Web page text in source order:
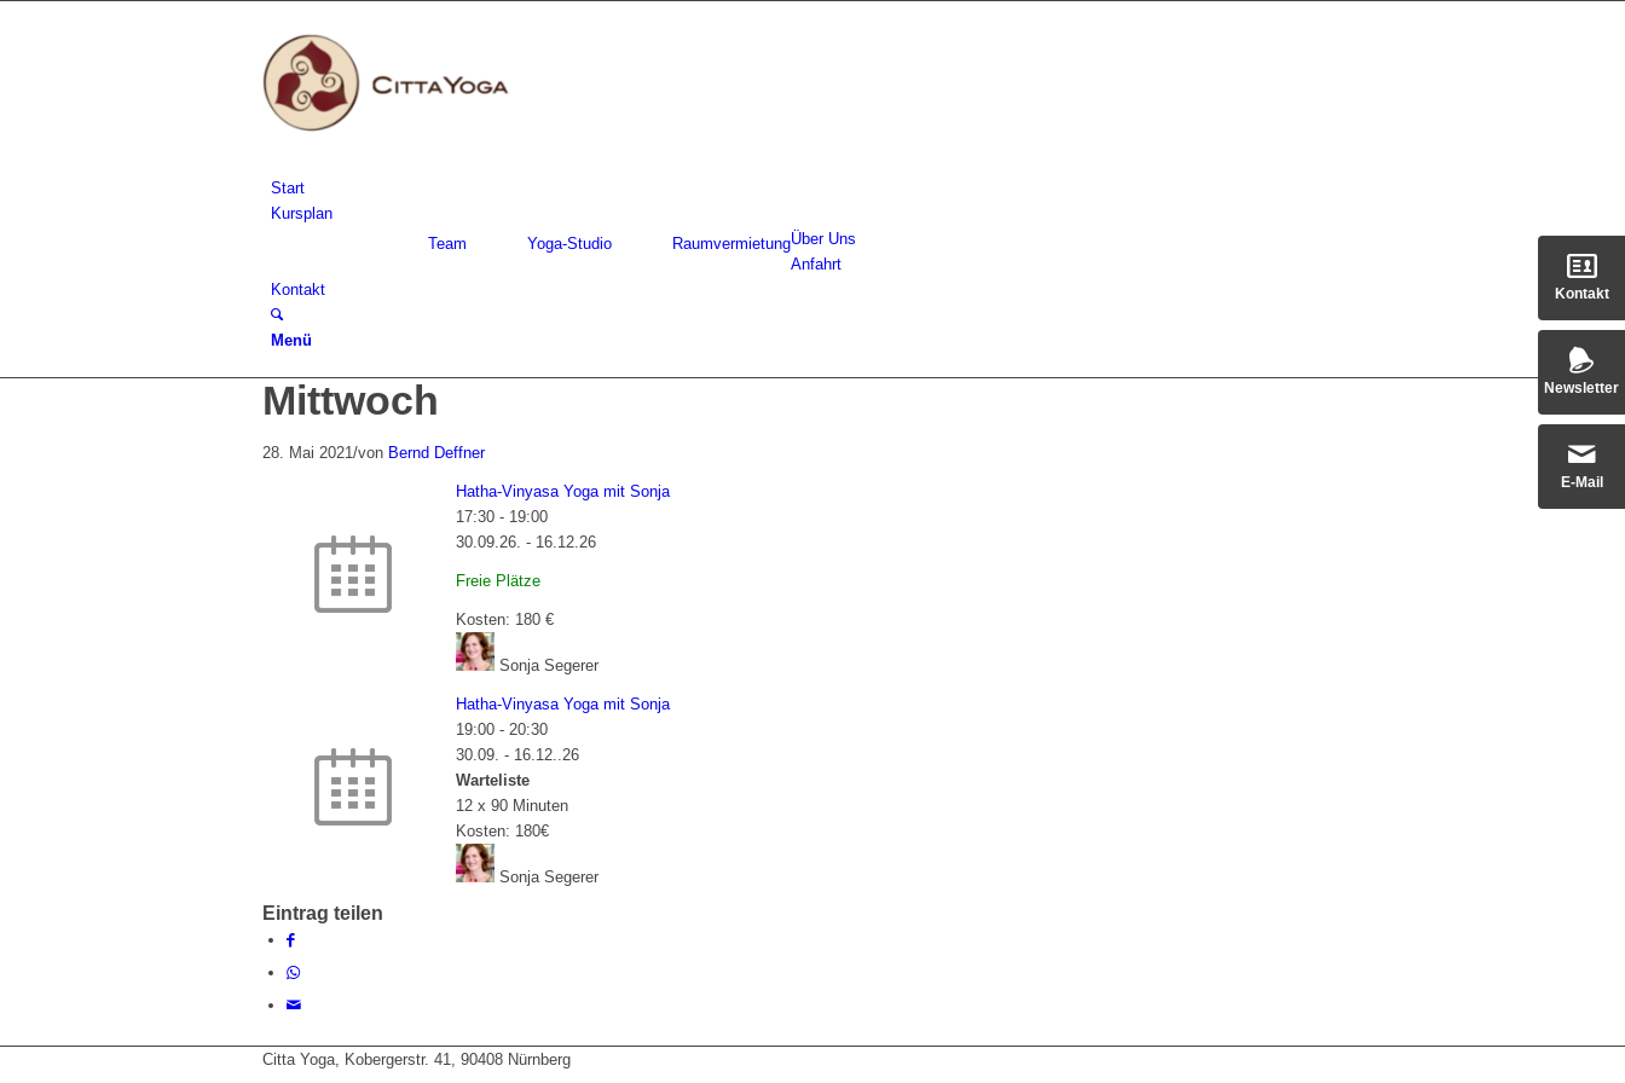
Start
Kursplan
Über Uns
Team Yoga-Studio
Raumvermietung
Anfahrt
Kontakt
Menü
Kontakt
Newsletter
E-Mail
Mittwoch
28. Mai 2021/von Bernd Deffner
Hatha-Vinyasa Yoga mit Sonja
17:30 - 19:00
30.09.26. - 16.12.26
Freie Plätze
Kosten: 180 €
Sonja Segerer
Hatha-Vinyasa Yoga mit Sonja
19:00 - 20:30
30.09. - 16.12..26
Warteliste
12 x 90 Minuten
Kosten: 180€
Sonja Segerer
Eintrag teilen
Citta Yoga, Kobergerstr. 41, 90408 Nürnberg